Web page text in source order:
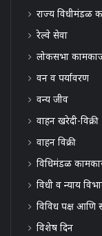
राज्य विधीमंडळ
रेल्वे सेवा
लोकसभा
वन व पर्यावरण
वन्य जीव
वाहन खरेदी-विक्री
वाहन विक्री
विधिमंडळ
विधी व न्याय
विविध पक्ष आणि
विशेष दिन